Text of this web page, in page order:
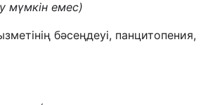
мүмкін емес)
бәсеңдеуі, панцитопения,